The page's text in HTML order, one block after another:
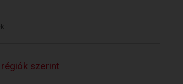
szerint